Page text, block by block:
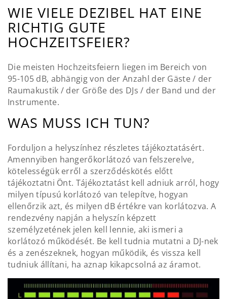
WIE VIELE DEZIBEL HAT EINE
RICHTIG GUTE
HOCHZEITSFEIER?
Die meisten Hochzeitsfeiern liegen im Bereich von
95-105 dB, abhängig von der Anzahl der Gäste / der
Raumakustik / der Größe des DJs / der Band und der
Instrumente.
WAS MUSS ICH TUN?
Forduljon a helyszínhez részletes tájékoztatásért.
Amennyiben hangerőkorlátozó van felszerelve,
kötelességük erről a szerződéskötés előtt
tájékoztatni Önt. Tájékoztatást kell adniuk arról, hogy
milyen típusú korlátozó van telepítve, hogyan
ellenőrzik azt, és milyen dB értékre van korlátozva. A
rendezvény napján a helyszín képzett
személyzetének jelen kell lennie, aki ismeri a
korlátozó működését. Be kell tudnia mutatni a DJ-nek
és a zenészeknek, hogyan működik, és vissza kell
tudniuk állítani, ha aznap kikapcsolná az áramot.